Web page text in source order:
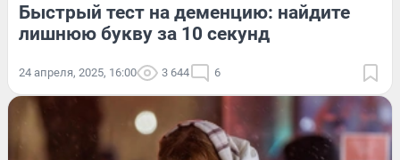
Быстрый тест на деменцию: найдите
лишнюю букву за 10 секунд
24 апреля, 2025, 16:00 3 644 6